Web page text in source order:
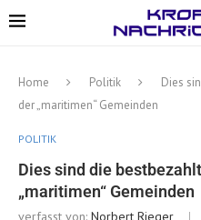
Home Politik
Dies
der „maritimen“ Gemeinden
POLITIK
Dies sind die
„maritimen“ Gemeinden
verfasst von: Norbert Rieger